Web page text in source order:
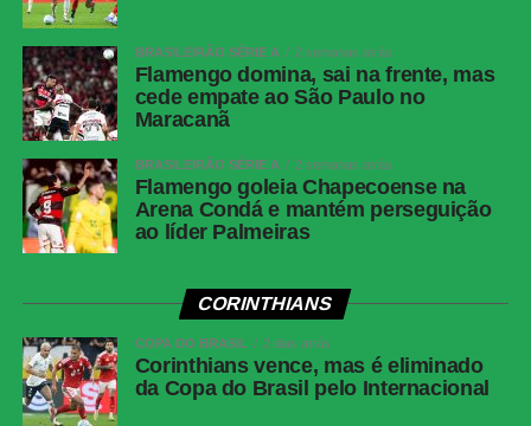
Atlético-MG
Renan Lodi; Cissé (Igor Gomes), Alan Franco
(Maycon), Bernard (Dudu) e Victor Hugo
(Alan Minda); Cuello e Cassierra. Técnico:
Eduardo Domínguez.
COMENTE ABAIXO:
Twitter
Messenger
BRASILEIRÃO SÉRIE A 2 semanas atrás
Flamengo domina, sai na frente, mas
cede empate ao São Paulo no
Maracanã
BRASILEIRÃO SÉRIE A 2 semanas atrás
Flamengo goleia Chapecoense na
Arena Condá e mantém perseguição
ao líder Palmeiras
CORINTHIANS
COPA DO BRASIL 2 dias atrás
Corinthians vence, mas é eliminado
da Copa do Brasil pelo Internacional